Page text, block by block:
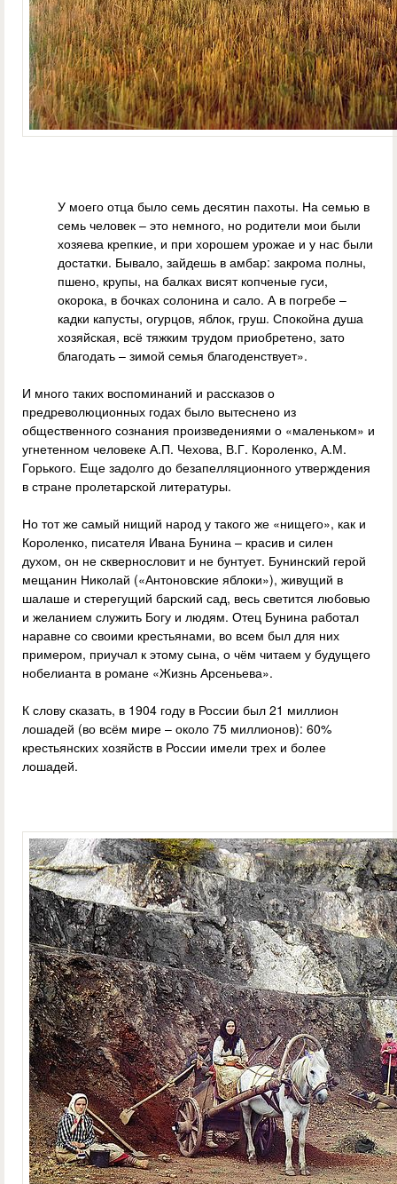
У моего отца было семь десятин пахоты. На семью в
семь человек – это немного, но родители мои были
хозяева крепкие, и при хорошем урожае и у нас были
достатки. Бывало, зайдешь в амбар: закрома полны,
пшено, крупы, на балках висят копченые гуси,
окорока, в бочках солонина и сало. А в погребе –
кадки капусты, огурцов, яблок, груш. Спокойна душа
хозяйская, всё тяжким трудом приобретено, зато
благодать – зимой семья благоденствует».
И много таких воспоминаний и рассказов о
предреволюционных годах было вытеснено из
общественного сознания произведениями о «маленьком» и
угнетенном человеке А.П. Чехова, В.Г. Короленко, А.М.
Горького. Еще задолго до безапелляционного утверждения
в стране пролетарской литературы.
Но тот же самый нищий народ у такого же «нищего», как и
Короленко, писателя Ивана Бунина – красив и силен
духом, он не сквернословит и не бунтует. Бунинский герой
мещанин Николай («Антоновские яблоки»), живущий в
шалаше и стерегущий барский сад, весь светится любовью
и желанием служить Богу и людям. Отец Бунина работал
наравне со своими крестьянами, во всем был для них
примером, приучал к этому сына, о чём читаем у будущего
нобелианта в романе «Жизнь Арсеньева».
К слову сказать, в 1904 году в России был 21 миллион
лошадей (во всём мире – около 75 миллионов): 60%
крестьянских хозяйств в России имели трех и более
лошадей.